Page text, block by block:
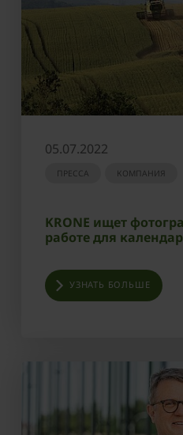
05.07.2022
ПРЕССА КОМПАНИЯ
KRONE ищет
работе для
УЗНАТЬ БОЛЬШЕ